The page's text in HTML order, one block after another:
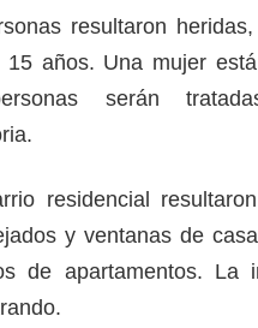
resultaron
15 años. Una mujer
serán
residencial
y ventanas de
de apartamentos. La